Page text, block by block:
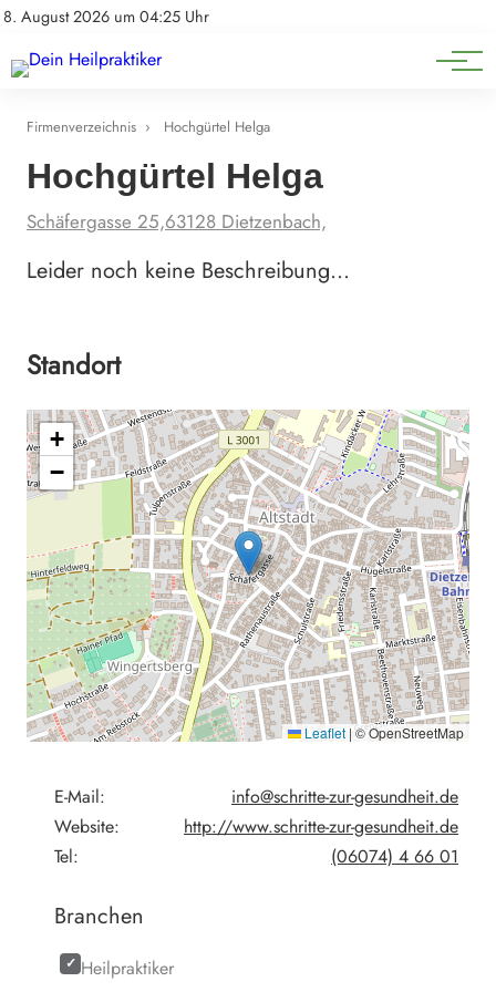
8. August 2026 um 04:25 Uhr
Impressum
Natürliche Medizin
Heilpflanzen & Kräuterkunde
Firmenverzeichnis › Hochgürtel Helga
Hochgürtel Helga
Schäfergasse 25,63128 Dietzenbach,
Leider noch keine Beschreibung…
Standort
+
−
Leaflet |© OpenStreetMap
E-Mail:
info@schritte-zur-gesundheit.de
Website:
http://www.schritte-zur-gesundheit.de
Tel:
(06074) 4 66 01
Branchen
Heilpraktiker